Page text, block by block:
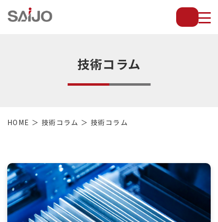
薄
放
型・
設
備
等
の
技術コラム
HOME 技術コラム 技術コラム